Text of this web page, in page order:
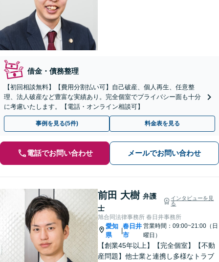
借金・債務整理
【初回相談無料】【費用分割払い可】自己破産、個人再生、任意整
理、法人破産など豊富な実績あり。完全個室でプライバシー面も十分
に考慮いたします。【電話・オンライン相談可】
事例を見る(5件) 料金表を見る
電話でお問い合わせ メールでお問い合わせ
前田 大樹 弁護
士
インタビューを見
る
旭合同法律事務所 春日井事務所
愛知
県
春日井
市
営業時間：09:00~21:00（日
曜日）
【創業45年以上】【完全個室】【不動
産問題】他士業と連携し多様なトラブ